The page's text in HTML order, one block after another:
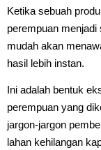
Ketika sebuah
perempuan
mudah akan
hasil lebih instan.
Ini adalah bentuk
perempuan yang
jargon-jargon
lahan kehilangan